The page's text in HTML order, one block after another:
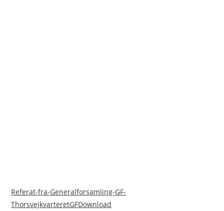
Referat-fra-Generalforsamling-GF-
ThorsvejkvarteretGFDownload